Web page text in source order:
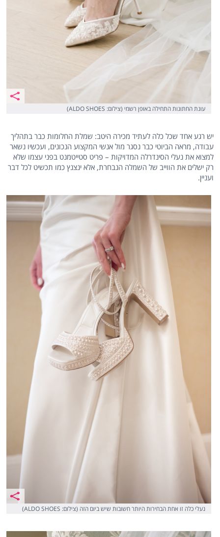
עונת החתונות התחילה באופן רשמי (צילום: ALDO SHOES)
יש רגע אחד שכל כלה לעתיד מכירה היטב: שמלת החלומות כבר בתהליך
עבודה, מראה הביוטי כבר נסגר מול אנשי המקצוע הנכונים, ועכשיו נשאר
למצוא את נעלי הסינדרלה המדויקות – פריט סטייטמנט בפני עצמו שלא
רק ישלים את הווייב של השמלה הנבחרת, אלא ינצנץ כמו תכשיט לכל דבר
ועניין.
נעלי כלה זו אחת הבחירות היותר חשובות שיש ביום הזה (צילום: ALDO SHOES)